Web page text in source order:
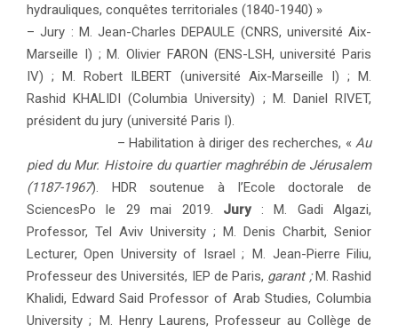
hydrauliques, conquêtes territoriales (1840-1940) »
– Jury : M. Jean-Charles DEPAULE (CNRS, université Aix-
Marseille I) ; M. Olivier FARON (ENS-LSH, université Paris
IV) ; M. Robert ILBERT (université Aix-Marseille I) ; M.
Rashid KHALIDI (Columbia University) ; M. Daniel RIVET,
président du jury (université Paris I).
– Habilitation à diriger des recherches, « Au
pied du Mur. Histoire du quartier maghrébin de Jérusalem
(1187-1967). HDR soutenue à l’Ecole doctorale de
SciencesPo le 29 mai 2019. Jury : M. Gadi Algazi,
Professor, Tel Aviv University ; M. Denis Charbit, Senior
Lecturer, Open University of Israel ; M. Jean-Pierre Filiu,
Professeur des Universités, IEP de Paris, garant ;M. Rashid
Khalidi, Edward Said Professor of Arab Studies, Columbia
University ; M. Henry Laurens, Professeur au Collège de